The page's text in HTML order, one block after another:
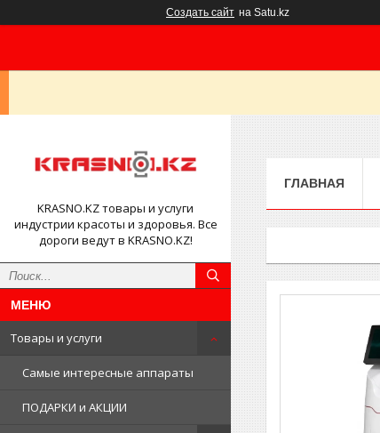
Создать сайт на Satu.kz
KRASNO.KZ товары и услуги
индустрии красоты и здоровья. Все
дороги ведут в KRASNO.KZ!
Товары и услуги
Самые интересные аппараты
ПОДАРКИ и АКЦИИ
ГЛАВНАЯ